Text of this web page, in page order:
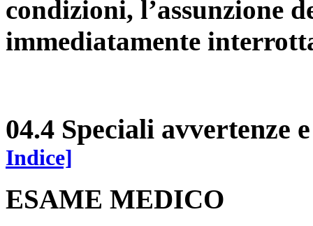
condizioni, l’assunzione
immediatamente
04.4 Speciali avvertenze
Indice]
ESAME MEDICO